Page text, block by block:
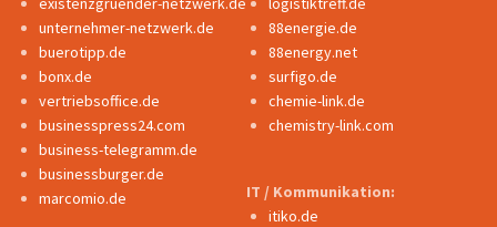
unternehmer-netzwerk.de
buerotipp.de
bonx.de
vertriebsoffice.de
businesspress24.com
business-telegramm.de
businessburger.de
marcomio.de
88energie.de
88energy.net
surfigo.de
chemie-link.de
chemistry-link.com
IT / Kommunikation:
itiko.de